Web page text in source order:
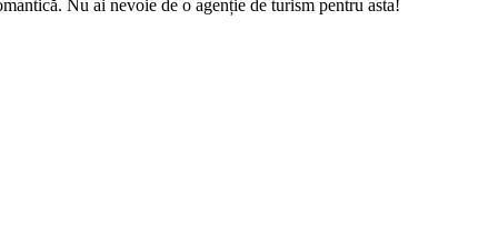
Nu ai nevoie de o agenție de turism pentru asta!